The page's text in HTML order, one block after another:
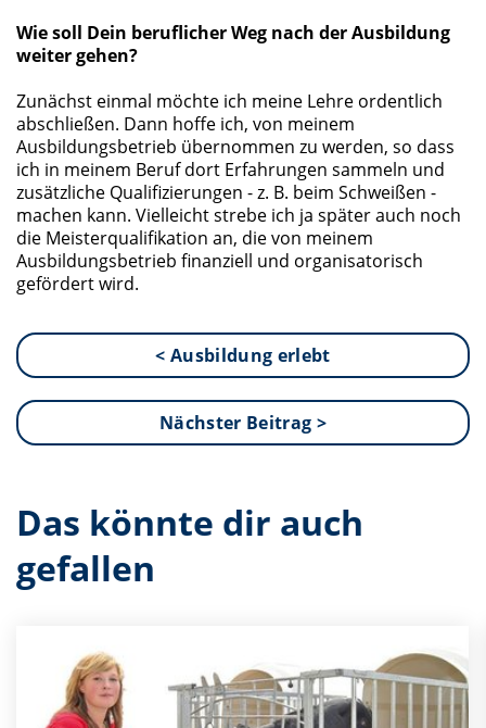
Wie soll Dein beruflicher Weg nach der Ausbildung
weiter gehen?
Zunächst einmal möchte ich meine Lehre ordentlich
abschließen. Dann hoffe ich, von meinem
Ausbildungsbetrieb übernommen zu werden, so dass
ich in meinem Beruf dort Erfahrungen sammeln und
zusätzliche Qualifizierungen - z. B. beim Schweißen -
machen kann. Vielleicht strebe ich ja später auch noch
die Meisterqualifikation an, die von meinem
Ausbildungsbetrieb finanziell und organisatorisch
gefördert wird.
< Ausbildung erlebt
Nächster Beitrag >
Das könnte dir auch
gefallen